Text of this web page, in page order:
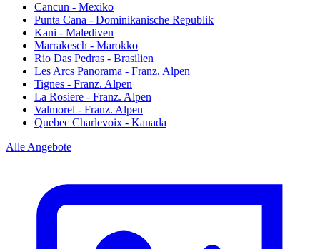
Cancun - Mexiko
Punta Cana - Dominikanische Republik
Kani - Malediven
Marrakesch - Marokko
Rio Das Pedras - Brasilien
Les Arcs Panorama - Franz. Alpen
Tignes - Franz. Alpen
La Rosiere - Franz. Alpen
Valmorel - Franz. Alpen
Quebec Charlevoix - Kanada
Alle Angebote